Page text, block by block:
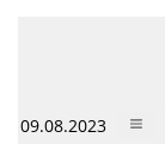
09.08.2023